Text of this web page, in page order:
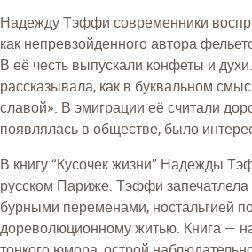
Надежду Тэффи современники
как непревзойденного автора
В её честь выпускали конфеты и
рассказывала, как в буквальном
славой». В эмиграции её считали
появлялась в обществе, было
В книгу “Кусочек жизни” Надежды
русском Париже. Тэффи запечатлела
бурными переменами, ностальгией
дореволюционному житью. Книга —